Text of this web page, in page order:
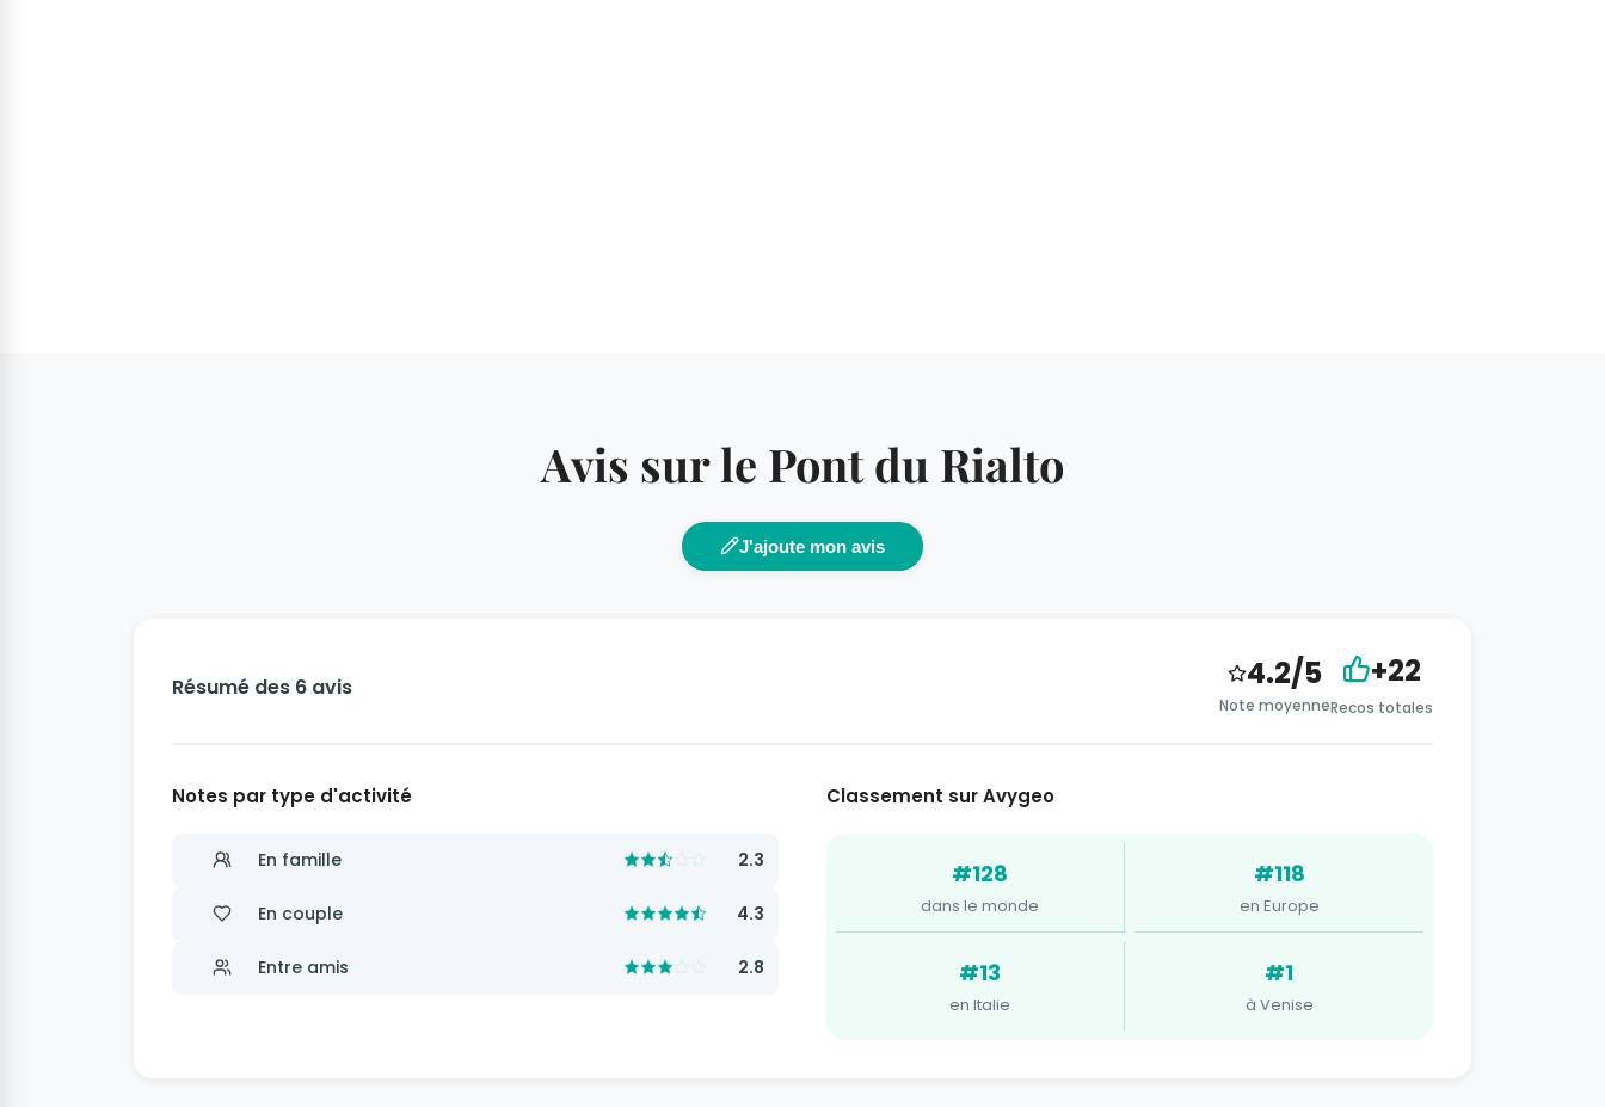
Avis sur le Pont du Rialto
J'ajoute mon avis
Résumé des 6 avis 4.2/5
Note moyenne
+22
Recos totales
Notes par type d'activité
En famille 2.3
En couple 4.3
Entre amis 2.8
Classement sur Avygeo
#128
dans le monde
#118
en Europe
#13
en Italie
#1
à Venise